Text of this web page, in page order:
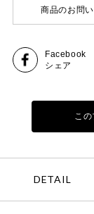
商品のお問
Facebook
シェア
こ
DETAIL